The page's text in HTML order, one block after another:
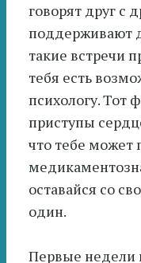
говорят друг с
поддерживают
такие встречи
тебя есть
психологу. Тот
приступы
что тебе может
оставайся со
один.
Первые недели